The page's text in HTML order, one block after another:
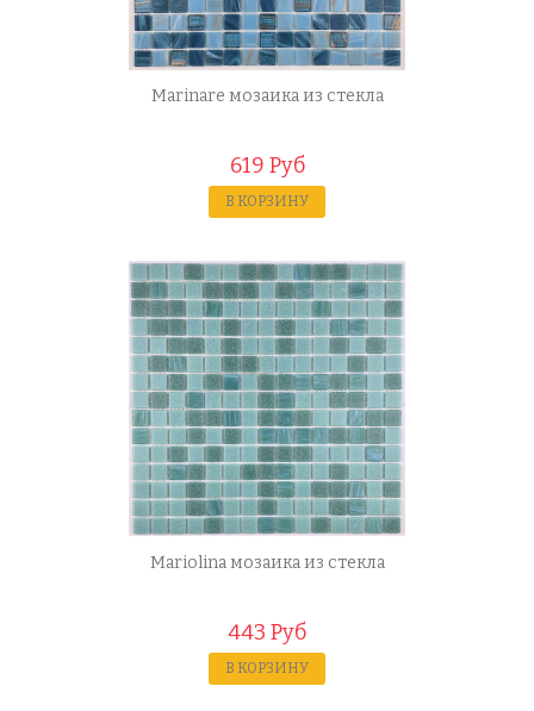
Marinare мозаика из стекла
619 Руб
В КОРЗИНУ
Mariolina мозаика из стекла
443 Руб
В КОРЗИНУ